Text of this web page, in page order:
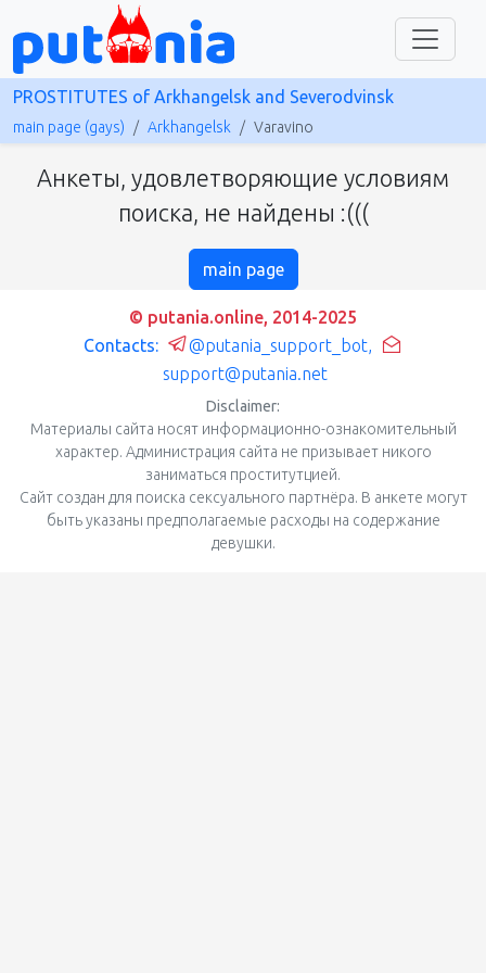
PROSTITUTES of Arkhangelsk and Severodvinsk
main page (gays) Arkhangelsk Varavino
Анкеты, удовлетворяющие условиям
поиска, не найдены :(((
main page
© putania.online, 2014-2025
Contacts:
@putania_support_bot,
support@putania.net
Disclaimer:
Материалы сайта носят информационно-ознакомительный
характер. Администрация сайта не призывает никого
заниматься проститутцией.
Сайт создан для поиска сексуального партнёра. В анкете могут
быть указаны предполагаемые расходы на содержание
девушки.